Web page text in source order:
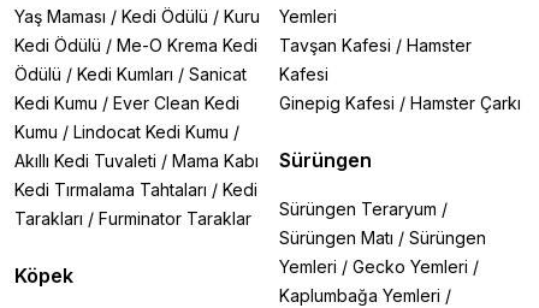
Yaş Maması / Kedi Ödülü / Kuru
Kedi Ödülü / Me-O Krema Kedi
Ödülü / Kedi Kumları / Sanicat
Kedi Kumu / Ever Clean Kedi
Kumu / Lindocat Kedi Kumu /
Akıllı Kedi Tuvaleti / Mama Kabı
Kedi Tırmalama Tahtaları / Kedi
Tarakları / Furminator Taraklar
Köpek
Yemleri
Tavşan Kafesi / Hamster
Kafesi
Ginepig Kafesi / Hamster Çarkı
Sürüngen
Sürüngen Teraryum /
Sürüngen Matı / Sürüngen
Yemleri / Gecko Yemleri /
Kaplumbağa Yemleri /